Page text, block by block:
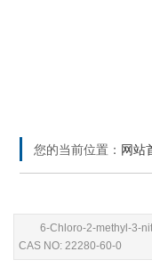
您的当前位置： 网站
6-Chloro-2-methyl-3-
CAS NO: 22280-60-0